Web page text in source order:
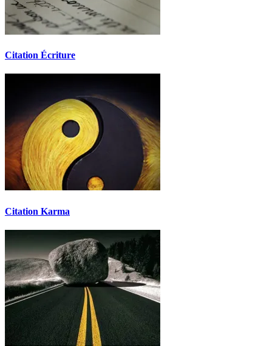
Citation Écriture
Citation Karma